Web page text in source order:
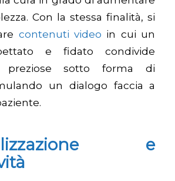
Con la stessa finalità, si
contenuti video in cui un
e fidato condivide
preziose sotto forma di
un dialogo faccia a
e